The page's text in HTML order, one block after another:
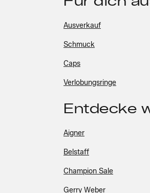
Ausverkauf
Schmuck
Caps
Verlobungsringe
Entdecke
Aigner
Belstaff
Champion Sale
Gerry Weber